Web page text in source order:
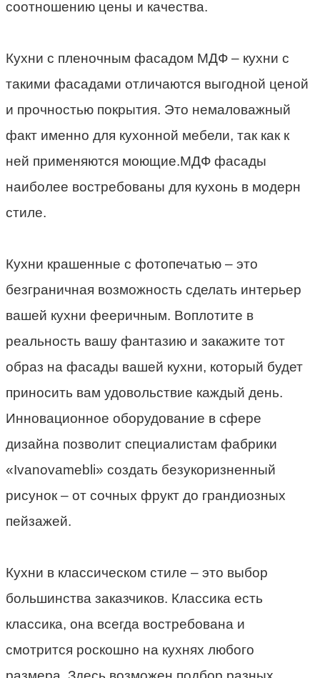
соотношению цены и качества.
Кухни с пленочным фасадом МДФ – кухни с
такими фасадами отличаются выгодной ценой
и прочностью покрытия. Это немаловажный
факт именно для кухонной мебели, так как к
ней применяются моющие.МДФ фасады
наиболее востребованы для кухонь в модерн
стиле.
Кухни крашенные с фотопечатью – это
безграничная возможность сделать интерьер
вашей кухни фееричным. Воплотите в
реальность вашу фантазию и закажите тот
образ на фасады вашей кухни, который будет
приносить вам удовольствие каждый день.
Инновационное оборудование в сфере
дизайна позволит специалистам фабрики
«Ivanovamebli» создать безукоризненный
рисунок – от сочных фрукт до грандиозных
пейзажей.
Кухни в классическом стиле – это выбор
большинства заказчиков. Классика есть
классика, она всегда востребована и
смотрится роскошно на кухнях любого